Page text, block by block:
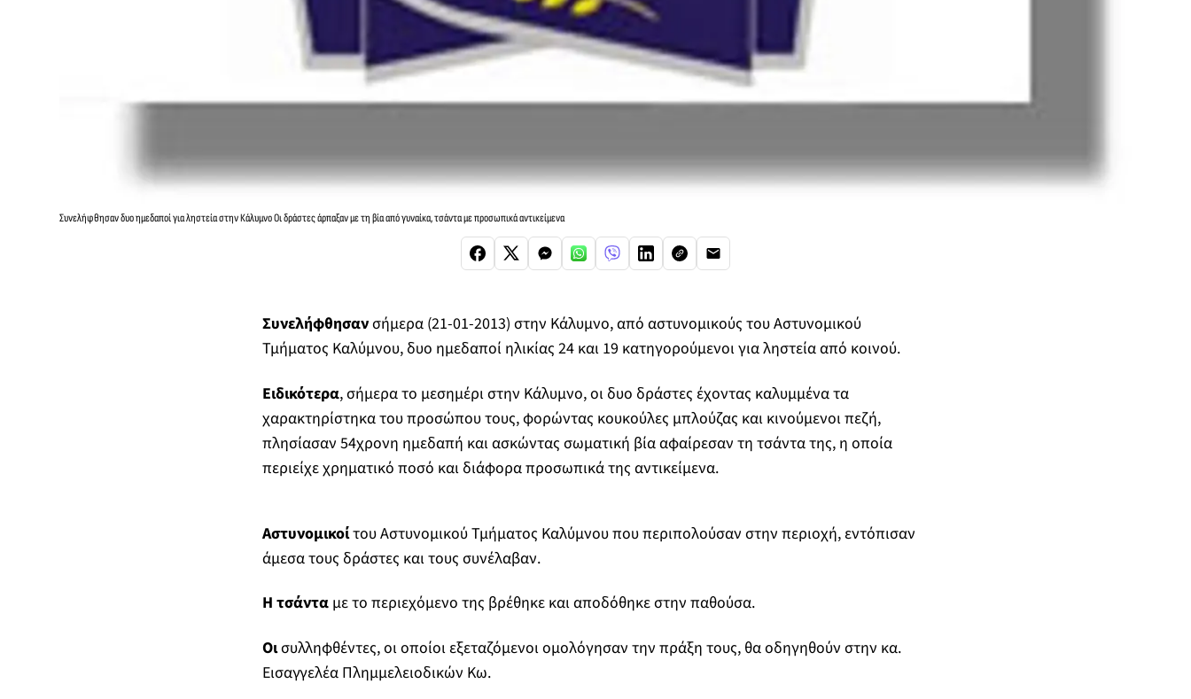
Συνελήφθησαν δυο ημεδαποί για ληστεία στην Κάλυμνο Οι δράστες άρπαξαν με τη βία από γυναίκα, τσάντα με προσωπικά αντικείμενα
Συνελήφθησανσήμερα (21-01-2013) στην Κάλυμνο, από αστυνομικούς του Αστυνομικού
Τμήματος Καλύμνου, δυο ημεδαποί ηλικίας 24 και 19 κατηγορούμενοι για ληστεία από κοινού.
Ειδικότερα, σήμερα το μεσημέρι στην Κάλυμνο, οι δυο δράστες έχοντας καλυμμένα τα
χαρακτηρίστηκα του προσώπου τους, φορώντας κουκούλες μπλούζας και κινούμενοι πεζή,
πλησίασαν 54χρονη ημεδαπή και ασκώντας σωματική βία αφαίρεσαν τη τσάντα της, η οποία
περιείχε χρηματικό ποσό και διάφορα προσωπικά της αντικείμενα.
Αστυνομικοίτου Αστυνομικού Τμήματος Καλύμνου που περιπολούσαν στην περιοχή, εντόπισαν
άμεσα τους δράστες και τους συνέλαβαν.
Η τσάνταμε το περιεχόμενο της βρέθηκε και αποδόθηκε στην παθούσα.
Οισυλληφθέντες, οι οποίοι εξεταζόμενοι ομολόγησαν την πράξη τους, θα οδηγηθούν στην κα.
Εισαγγελέα Πλημμελειοδικών Κω.